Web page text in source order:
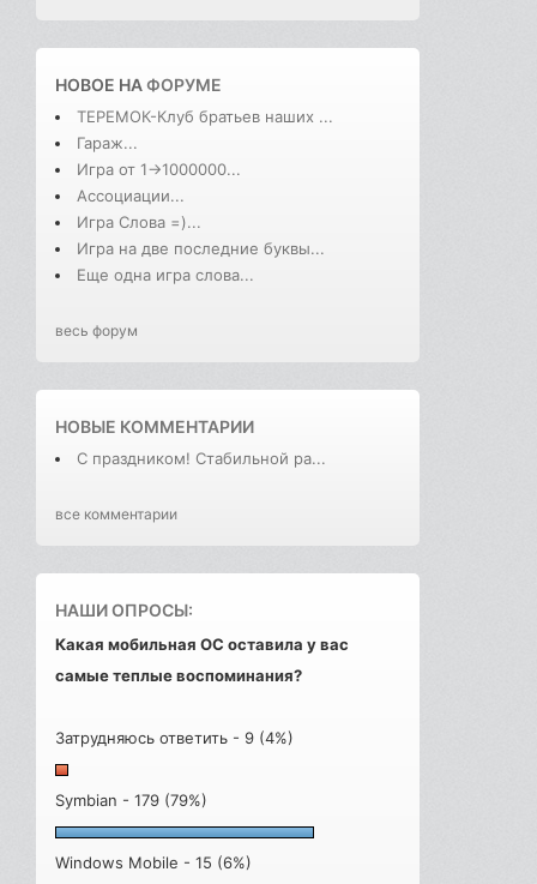
НОВОЕ НАФОРУМЕ
ТЕРЕМОК-Клуб братьев наших ...
Гараж...
Игра от 1->1000000...
Ассоциации...
Игра Слова =)...
Игра на две последние буквы...
Еще одна игра слова...
весь форум
НОВЫЕ КОММЕНТАРИИ
С праздником! Стабильной ра...
все комментарии
НАШИ ОПРОСЫ:
Какая мобильная ОС оставила у вас
самые теплые воспоминания?
Затрудняюсь ответить - 9 (4%)
Symbian - 179 (79%)
Windows Mobile - 15 (6%)